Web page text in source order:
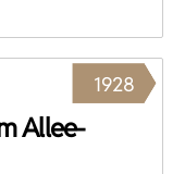
1928
Allee-